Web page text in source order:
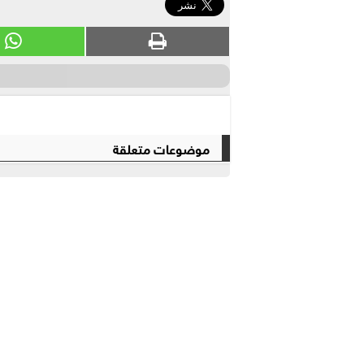
موضوعات متعلقة